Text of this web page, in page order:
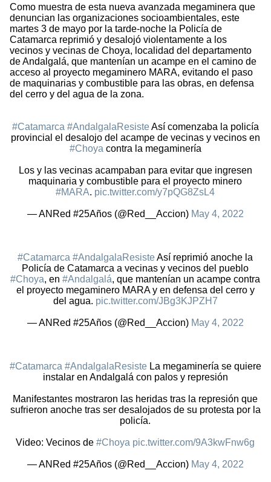
Como muestra de esta nueva avanzada megaminera que
denuncian las organizaciones socioambientales, este
martes 3 de mayo por la tarde-noche la Policía de
Catamarca reprimió y desalojó violentamente a los
vecinos y vecinas de Choya, localidad del departamento
de Andalgalá, que mantenían un acampe en el camino de
acceso al proyecto megaminero MARA, evitando el paso
de maquinarias y combustible para las obras, en defensa
del cerro y del agua de la zona.
#Catamarca #AndalgalaResisteAsí comenzaba la policía
provincial el desalojo del acampe de vecinas y vecinos en
#Choya contra la megaminería
Los y las vecinas acampaban para evitar que ingresen
maquinaria y combustible para el proyecto minero
#MARA. pic.twitter.com/y7pQG8ZsL4
— ANRed #25Años (@Red__Accion) May 4, 2022
#Catamarca #AndalgalaResisteAsí reprimió anoche la
Policía de Catamarca a vecinas y vecinos del pueblo
#Choya, en#Andalgalá, que mantenían un acampe contra
el proyecto megaminero MARA y en defensa del cerro y
del agua. pic.twitter.com/JBg3KJPZH7
— ANRed #25Años (@Red__Accion) May 4, 2022
#Catamarca #AndalgalaResiste La megaminería se quiere
instalar en Andalgalá con palos y represión
Manifestantes mostraron las heridas tras la represión que
sufrieron anoche tras ser desalojados de su protesta por la
policía.
Video: Vecinos de#Choya pic.twitter.com/9A3kwFnw6g
— ANRed #25Años (@Red__Accion) May 4, 2022